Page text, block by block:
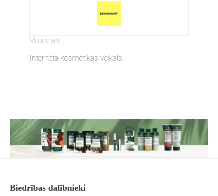
Moonmart
Interneta kosmētikas veikals.
Biedrības dalībnieki